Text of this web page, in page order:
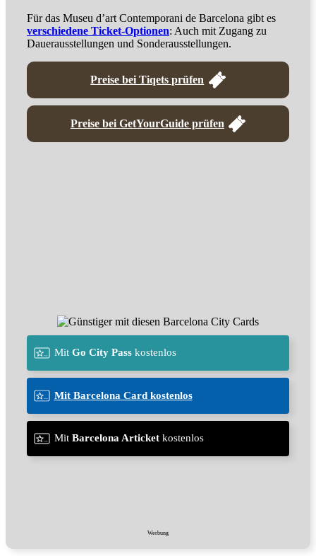
Für das Museu d’art Contemporani de Barcelona gibt es
verschiedene Ticket-Optionen: Auch mit Zugang zu
Dauerausstellungen und Sonderausstellungen.
Preise bei Tiqets prüfen
Preise bei GetYourGuide prüfen
Mit Go City Passkostenlos
Mit Barcelona Cardkostenlos
Mit Barcelona Articketkostenlos
Werbung